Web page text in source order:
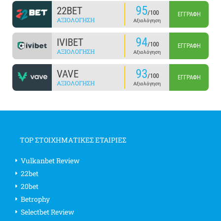
22BET
ΑΞΙΟΛΌΓΗΣΗ
95/100
Αξιολόγηση
ΕΓΓΡΑΦΉ
IVIBET
ΑΞΙΟΛΌΓΗΣΗ
94/100
Αξιολόγηση
ΕΓΓΡΑΦΉ
VAVE
ΑΞΙΟΛΌΓΗΣΗ
93/100
Αξιολόγηση
ΕΓΓΡΑΦΉ
TOP ΣΤΟΙΧΗΜΑΤΙΚΕΣ ΕΤΑΙΡΙΕΣ
Vulkanbet Review
22bet
20bet
Betrophy
Selectbet Review